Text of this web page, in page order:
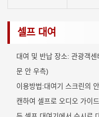
셀프 대여
대여 및 반납 장소: 관광객
문 안 우측)
이용방법:대여기 스크린의
캔하여 셀프로 오디오 가이